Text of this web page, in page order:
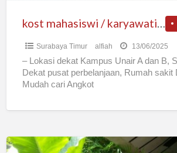
kost mahasiswi / karyawati single
Surabaya Timur alfiah 13/06/2025
– Lokasi dekat Kampus Unair A dan B,
Dekat pusat perbelanjaan, Rumah sakit
Mudah cari Angkot
Kost